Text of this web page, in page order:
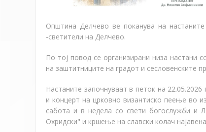
Општина Делчево ве поканува на
-светители на Делчево.
По тој повод се организирани низа
на заштитниците на градот и сесловенските
Настаните започнуваат в петок на
и концерт на црковно византиско пеење во
сабота и в недела со свети богослужби и
Охридски" и кршење на славски колач